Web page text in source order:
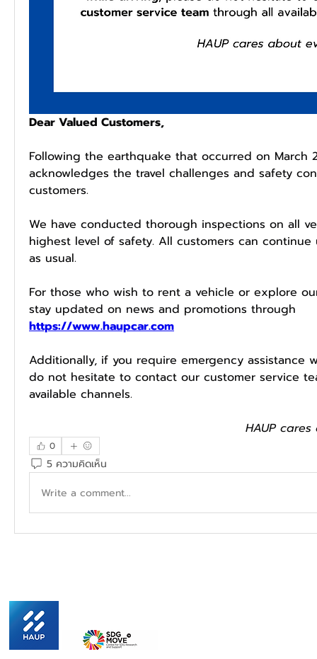
Dear Valued Customers,
Following the earthquake that occurred on March
acknowledges the travel challenges and safety
customers.
We have conducted thorough inspections on all
highest level of safety. All customers can continue
as usual.
For those who wish to rent a vehicle or explore
https://www.haupcar.com
Additionally, if you require emergency assistance
do not hesitate to contact our customer service
available channels.
HAUP
0
5 ความคิดเห็น
Write a comment...